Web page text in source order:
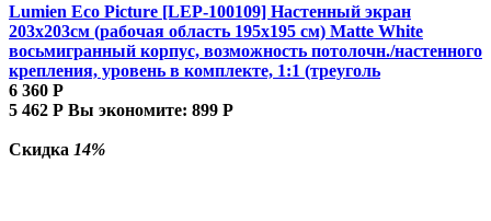
Lumien Eco Picture [LEP-100109] Настенный экран
203х203см (рабочая область 195х195 см) Matte White
восьмигранный корпус, возможность потолочн./настенного
крепления, уровень в комплекте, 1:1 (треуголь
6 360 Р
5 462 Р Вы экономите: 899 Р
Скидка 14%